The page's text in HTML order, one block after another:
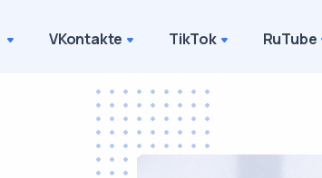
VKontakte TikTok RuTube